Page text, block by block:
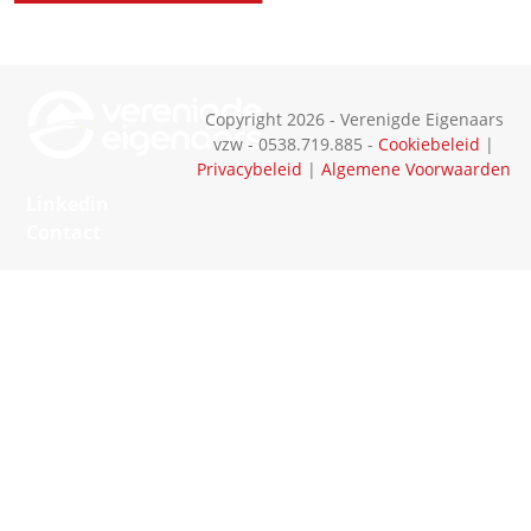
Copyright 2026 - Verenigde Eigenaars
vzw - 0538.719.885 -Cookiebeleid |
Privacybeleid |Algemene Voorwaarden